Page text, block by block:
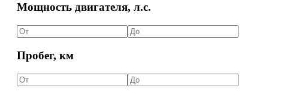
Мощность двигателя, л.с.
Пробег, км